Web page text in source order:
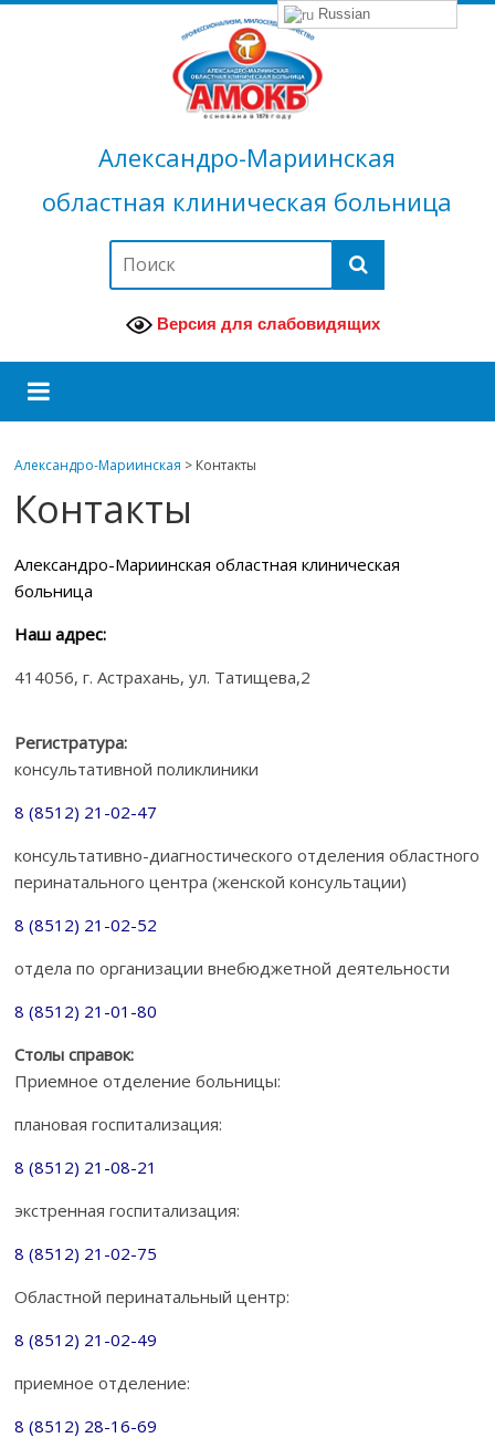
Александро-Мариинская
областная клиническая больница
Версия для слабовидящих
Александро-Мариинская > Контакты
Контакты
Александро-Мариинская областная клиническая
больница
Наш адрес:
414056, г. Астрахань, ул. Татищева,2
Регистратура:
консультативной поликлиники
8 (8512) 21-02-47
консультативно-диагностического отделения областного
перинатального центра (женской консультации)
8 (8512) 21-02-52
отдела по организации внебюджетной деятельности
8 (8512) 21-01-80
Столы справок:
Приемное отделение больницы:
плановая госпитализация:
8 (8512) 21-08-21
экстренная госпитализация:
8 (8512) 21-02-75
Областной перинатальный центр:
8 (8512) 21-02-49
приемное отделение:
8 (8512) 28-16-69
Russian